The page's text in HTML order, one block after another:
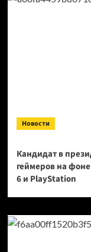
Новости
Кандидат в
геймеров на
6 и PlayStation